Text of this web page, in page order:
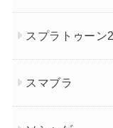
スプラトゥーン2
スマブラ